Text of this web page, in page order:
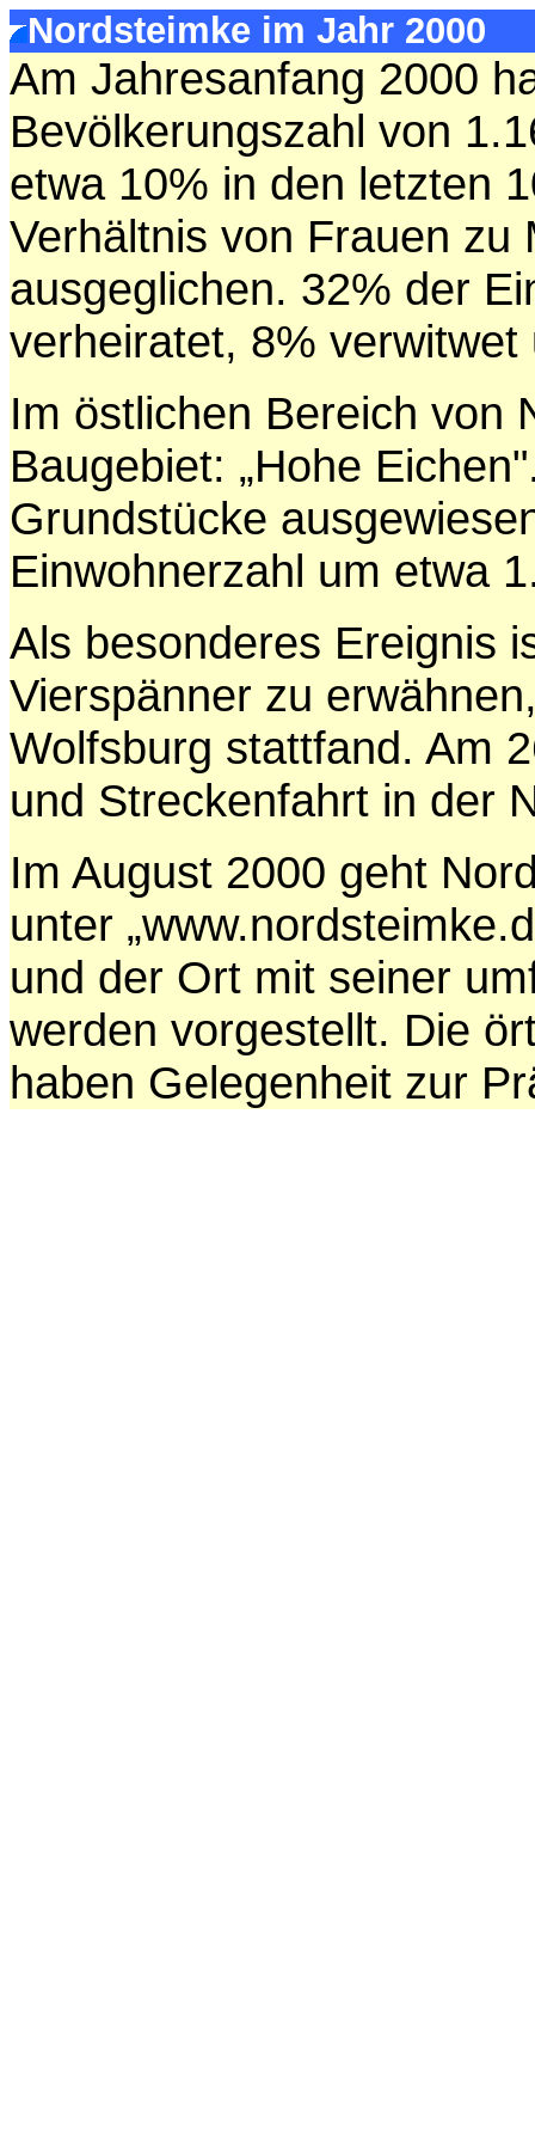
Nordsteimke im Jahr 2000
Am Jahresanfang 2000
Bevölkerungszahl von
etwa 10% in den letzten
Verhältnis von Frauen
ausgeglichen. 32% der
verheiratet, 8%
Im östlichen Bereich von
Baugebiet: „Hohe
Grundstücke
Einwohnerzahl um etwa
Als besonderes Ereignis
Vierspänner zu
Wolfsburg stattfand. Am
und Streckenfahrt in der
Im August 2000 geht
unter
und der Ort mit seiner
werden vorgestellt. Die
haben Gelegenheit zur